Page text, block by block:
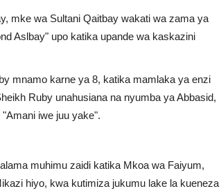
mke wa Sultani Qaitbay wakati wa zama ya
Aslbay" upo katika upande wa kaskazini
mnamo karne ya 8, katika mamlaka ya enzi
Ruby unahusiana na nyumba ya Abbasid,
iwe juu yake".
muhimu zaidi katika Mkoa wa Faiyum,
hiyo, kwa kutimiza jukumu lake la kueneza